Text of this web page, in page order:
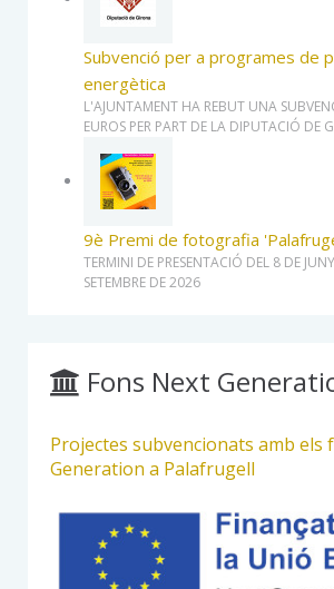
Subvenció per a programes de
energètica
L'AJUNTAMENT HA REBUT UNA
EUROS PER PART DE LA DIPUTACIÓ DE
9è Premi de fotografia
TERMINI DE PRESENTACIÓ DEL 8 DE
SETEMBRE DE 2026
Fons Next
Projectes subvencionats amb els
Generation a Palafrugell